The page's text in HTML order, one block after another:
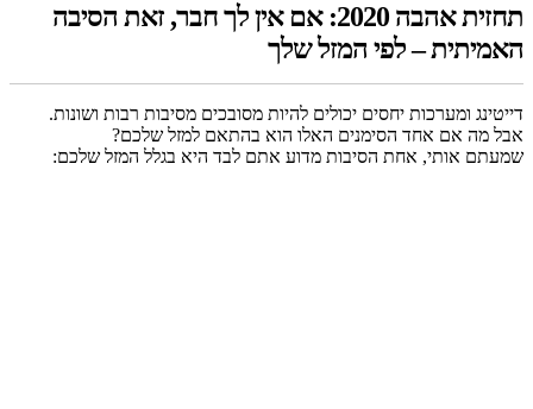
תחזית אהבה 2020: אם אין לך חבר, זאת הסיבה
האמיתית – לפי המזל שלך
דייטינג ומערכות יחסים יכולים להיות מסובכים מסיבות רבות ושונות.
אבל מה אם אחד הסימנים האלו הוא בהתאם למזל שלכם?
שמעתם אותי, אחת הסיבות מדוע אתם לבד היא בגלל המזל שלכם: